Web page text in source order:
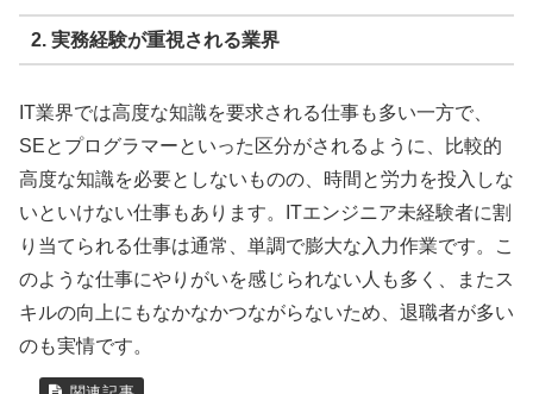
2. 実務経験が重視される業界
IT業界では高度な知識を要求される仕事も多い一方で、
SEとプログラマーといった区分がされるように、比較的
高度な知識を必要としないものの、時間と労力を投入しな
いといけない仕事もあります。ITエンジニア未経験者に割
り当てられる仕事は通常、単調で膨大な入力作業です。こ
のような仕事にやりがいを感じられない人も多く、またス
キルの向上にもなかなかつながらないため、退職者が多い
のも実情です。